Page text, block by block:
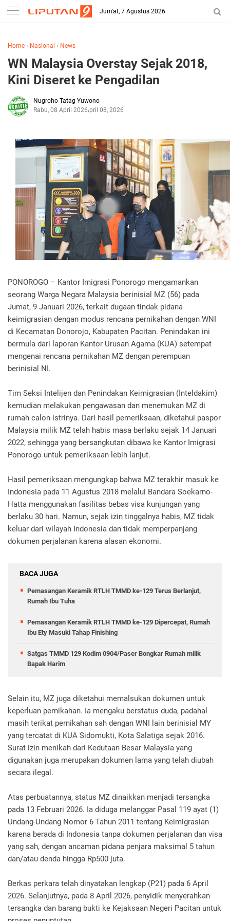
Jum'at, 7 Agustus 2026
Home › Nasional › News
WN Malaysia Overstay Sejak 2018,
Kini Diseret ke Pengadilan
Nugroho Tatag Yuwono
Rabu, 08 April 2026April 08, 2026
PONOROGO – Kantor Imigrasi Ponorogo mengamankan
seorang Warga Negara Malaysia berinisial MZ (56) pada
Jumat, 9 Januari 2026, terkait dugaan tindak pidana
keimigrasian dengan modus rencana pernikahan dengan WNI
di Kecamatan Donorojo, Kabupaten Pacitan. Penindakan ini
bermula dari laporan Kantor Urusan Agama (KUA) setempat
mengenai rencana pernikahan MZ dengan perempuan
berinisial NI.
Tim Seksi Intelijen dan Penindakan Keimigrasian (Inteldakim)
kemudian melakukan pengawasan dan menemukan MZ di
rumah calon istrinya. Dari hasil pemeriksaan, diketahui paspor
Malaysia milik MZ telah habis masa berlaku sejak 14 Januari
2022, sehingga yang bersangkutan dibawa ke Kantor Imigrasi
Ponorogo untuk pemeriksaan lebih lanjut.
Hasil pemeriksaan mengungkap bahwa MZ terakhir masuk ke
Indonesia pada 11 Agustus 2018 melalui Bandara Soekarno-
Hatta menggunakan fasilitas bebas visa kunjungan yang
berlaku 30 hari. Namun, sejak izin tinggalnya habis, MZ tidak
keluar dari wilayah Indonesia dan tidak memperpanjang
dokumen perjalanan karena alasan ekonomi.
BACA JUGA
Pemasangan Keramik RTLH TMMD ke-129 Terus Berlanjut,
Rumah Ibu Tuha
Pemasangan Keramik RTLH TMMD ke-129 Dipercepat, Rumah
Ibu Ety Masuki Tahap Finishing
Satgas TMMD 129 Kodim 0904/Paser Bongkar Rumah milik
Bapak Harim
Selain itu, MZ juga diketahui memalsukan dokumen untuk
keperluan pernikahan. Ia mengaku berstatus duda, padahal
masih terikat pernikahan sah dengan WNI lain berinisial MY
yang tercatat di KUA Sidomukti, Kota Salatiga sejak 2016.
Surat izin menikah dari Kedutaan Besar Malaysia yang
digunakan juga merupakan dokumen lama yang telah diubah
secara ilegal.
Atas perbuatannya, status MZ dinaikkan menjadi tersangka
pada 13 Februari 2026. Ia diduga melanggar Pasal 119 ayat (1)
Undang-Undang Nomor 6 Tahun 2011 tentang Keimigrasian
karena berada di Indonesia tanpa dokumen perjalanan dan visa
yang sah, dengan ancaman pidana penjara maksimal 5 tahun
dan/atau denda hingga Rp500 juta.
Berkas perkara telah dinyatakan lengkap (P21) pada 6 April
2026. Selanjutnya, pada 8 April 2026, penyidik menyerahkan
tersangka dan barang bukti ke Kejaksaan Negeri Pacitan untuk